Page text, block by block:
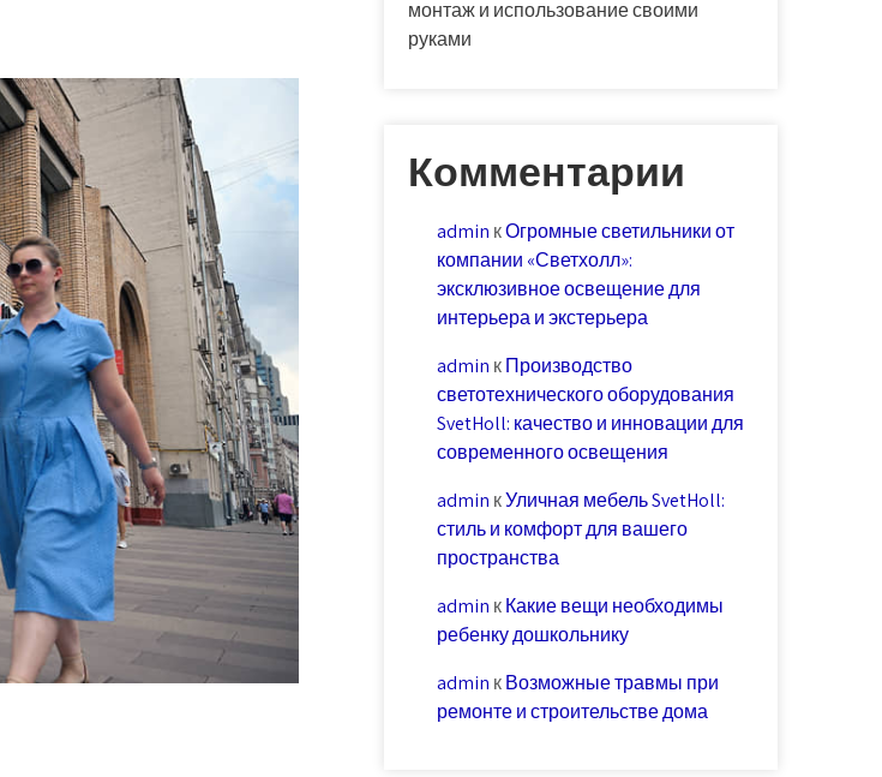
монтаж и использование своими
руками
Комментарии
admin кОгромные светильники от
компании «Светхолл»:
эксклюзивное освещение для
интерьера и экстерьера
admin кПроизводство
светотехнического оборудования
SvetHoll: качество и инновации для
современного освещения
admin кУличная мебель SvetHoll:
стиль и комфорт для вашего
пространства
admin кКакие вещи необходимы
ребенку дошкольнику
admin кВозможные травмы при
ремонте и строительстве дома